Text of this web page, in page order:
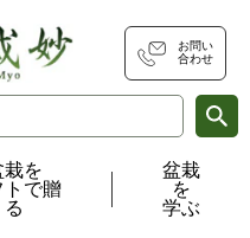
お問い
合わせ
栽を
トで贈
る
盆栽
を
学ぶ